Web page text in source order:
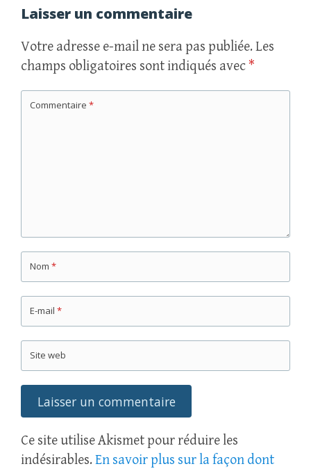
Laisser un commentaire
Votre adresse e-mail ne sera pas publiée. Les
champs obligatoires sont indiqués avec *
Commentaire *
Nom *
E-mail *
Site web
Ce site utilise Akismet pour réduire les
indésirables. En savoir plus sur la façon dont